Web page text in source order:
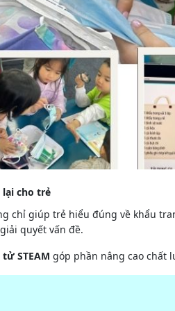
cho trẻ
chỉ giúp trẻ hiểu đúng về khẩu
quyết vấn đề.
STEAM góp phần nâng cao chất